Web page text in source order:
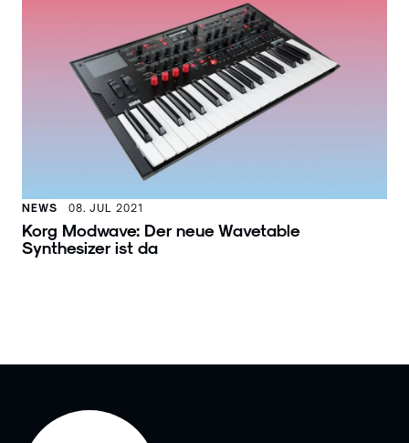
NEWS 08. JUL 2021
Korg Modwave: Der neue Wavetable
Synthesizer ist da